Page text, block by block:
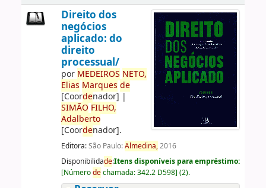
Direito dos
negócios
aplicado: do
direito
processual/
por MEDEIROS NETO,
Elias Marques de
[Coordenador] |
SIMÃO FILHO,
Adalberto
[Coordenador].
Editora:São Paulo:Almedina,2016
Disponibilidade:Itens disponíveis para empréstimo:
[Númerodechamada:342.2 D598] (2).